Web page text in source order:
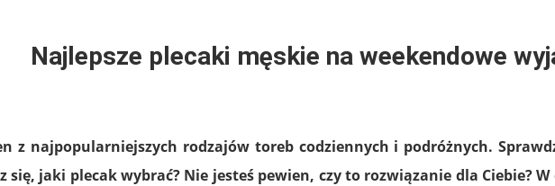
Najlepsze plecaki męskie na weekendowe
z najpopularniejszych rodzajów toreb codziennych i podróżnych.
jaki plecak wybrać? Nie jesteś pewien, czy to rozwiązanie dla Ciebie?